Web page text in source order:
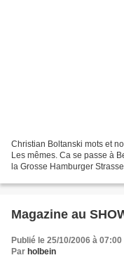
Christian Boltanski mots et
Les mêmes. Ca se passe à
la Grosse Hamburger
Magazine au
Publié le 25/10/2006 à 07:00
Par holbein